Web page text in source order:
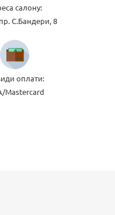
салону:
С.Бандери, 8
оплати:
Mastercard